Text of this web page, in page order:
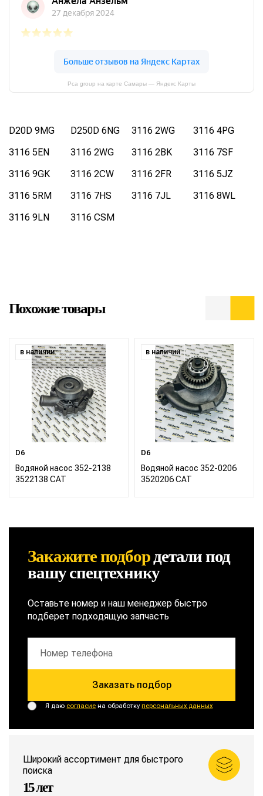
Pca group на карте Самары — Яндекс Карты
D20D 9MG D250D 6NG 3116 2WG
3116 4PG
3116 5EN
3116 2WG 3116 2BK
3116 7SF
3116 9GK
3116 2CW 3116 2FR
3116 5JZ
3116 5RM
3116 7HS 3116 7JL
3116 8WL
3116 9LN
3116 CSM
Похожие товары
в наличии
D6
Водяной насос 352-2138
3522138 CAT
в наличии
D6
Водяной насос 352-0206
3520206 CAT
Закажите подбордеталипод
вашу спецтехнику
Оставьте номер и наш менеджер быстро
подберет подходящую запчасть
Заказать подбор
Я даю согласие на обработкуперсональных данных
Широкий ассортимент для быстрого
поиска
15 лет